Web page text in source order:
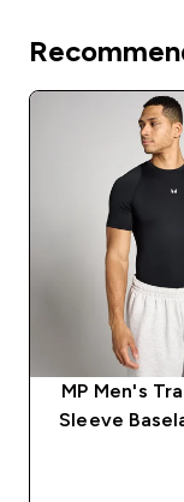
MP Men's
Sleeve